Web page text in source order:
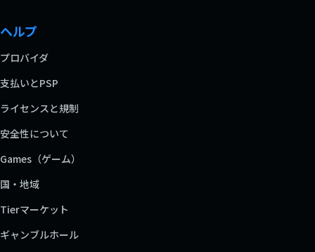
ヘルプ
プロバイダ
支払いとPSP
ライセンスと規制
安全性について
Games（ゲーム）
国・地域
Tierマーケット
ギャンブルホール